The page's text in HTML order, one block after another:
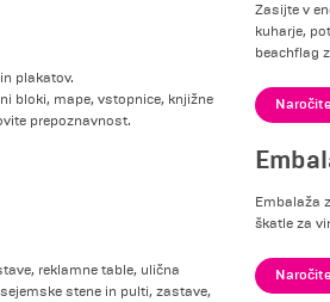
plakatov.
bloki, mape, vstopnice, knjižne
prepoznavnost.
reklamne table, ulična
stene in pulti, zastave,
Zasijte v
kuharje,
beachflag
Embalaža
škatle za